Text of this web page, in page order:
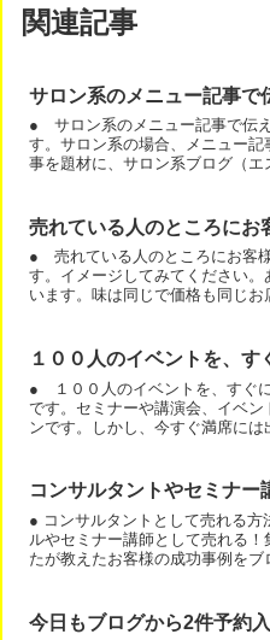
関連記事
サロン系のメニュー記事で
● サロン系のメニュー記事で伝
す。サロン系の場合、メニュー
事を題材に、サロン系ブログ（
売れている人のところにお
● 売れている人のところにお客
す。イメージしてみてください
います。味は同じで価格も同じ
１００人のイベントを、す
● １００人のイベントを、すぐ
です。セミナーや講演会、イベ
ンです。しかし、今すぐ満席には
コンサルタントやセミナー
● コンサルタントとして売れる
ルやセミナー講師として売れる
たが教えたお客様の成功事例を
今日もブログから2件予約